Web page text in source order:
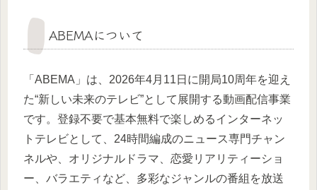
ABEMAについて
「ABEMA」は、2026年4月11日に開局10周年を迎え
た“新しい未来のテレビ”として展開する動画配信事業
です。登録不要で基本無料で楽しめるインターネッ
トテレビとして、24時間編成のニュース専門チャン
ネルや、オリジナルドラマ、恋愛リアリティーショ
ー、バラエティなど、多彩なジャンルの番組を放送